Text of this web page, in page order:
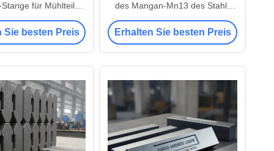
für Mühlteile,
EB2009
Sie besten Preis
des Mangan-Mn13 des Stahl-
AS2074 H1A hohe
Erhalten Sie besten Preis